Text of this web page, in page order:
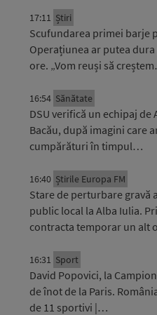
17:11 Știri
Scufundarea primei barje
Operațiunea ar putea
ore. „Vom reuși să
16:54 Sănătate
DSU verifică un echipaj de
Bacău, după imagini care
cumpărături în timpul…
16:40 Știrile Europa FM
Stare de perturbare gravă
public local la Alba Iulia.
contracta temporar un alt
16:31 Sport
David Popovici, la
de înot de la Paris.
de 11 sportivi |…